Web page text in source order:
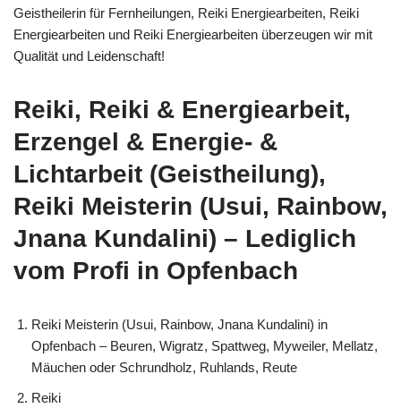
Geistheilerin für Fernheilungen, Reiki Energiearbeiten, Reiki
Energiearbeiten und Reiki Energiearbeiten überzeugen wir mit
Qualität und Leidenschaft!
Reiki, Reiki & Energiearbeit,
Erzengel & Energie- &
Lichtarbeit (Geistheilung),
Reiki Meisterin (Usui, Rainbow,
Jnana Kundalini) – Lediglich
vom Profi in Opfenbach
Reiki Meisterin (Usui, Rainbow, Jnana Kundalini) in
Opfenbach – Beuren, Wigratz, Spattweg, Myweiler, Mellatz,
Mäuchen oder Schrundholz, Ruhlands, Reute
Reiki